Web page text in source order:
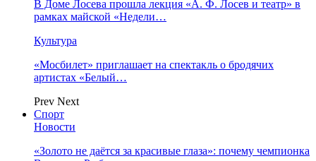
В Доме Лосева прошла лекция «А. Ф. Лосев и театр» в
рамках майской «Недели…
Культура
«Мосбилет» приглашает на спектакль о бродячих
артистах «Белый…
Prev Next
Спорт
Новости
«Золото не даётся за красивые глаза»: почему чемпионка